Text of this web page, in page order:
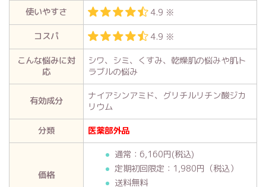
使いやすさ
4.9 ※
コスパ
4.9 ※
こんな悩みに対
応
シワ、シミ、くすみ、乾燥肌の悩みや肌ト
ラブルの悩み
有効成分
ナイアシンアミド、グリチルリチン酸ジカ
リウム
分類
医薬部外品
価格
通常：6,160円(税込)
定期初回限定：1,980円（税込）
送料無料